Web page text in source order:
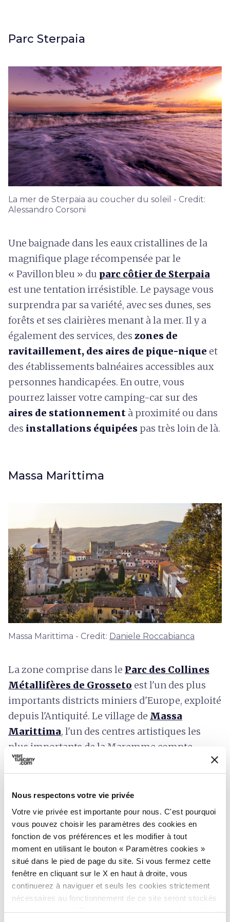
Nous respectons votre vie privée
Votre vie privée est importante pour nous. C'est pourquoi
vous pouvez choisir les paramètres des cookies en
fonction de vos préférences et les modifier à tout
moment en utilisant le bouton « Paramètres cookies »
situé dans le pied de page du site. Si vous fermez cette
fenêtre en cliquant sur le X en haut à droite, vous
continuerez à naviguer et seuls les cookies strictement
nécessaires au fonctionnement de ce site seront stockés
Parc Sterpaia
La mer de Sterpaia au coucher du soleil - Credit:
Alessandro Corsoni
Une baignade dans les eaux cristallines de la
magnifique plage récompensée par le
« Pavillon bleu » du parc côtier de Sterpaia
est une tentation irrésistible. Le paysage vous
surprendra par sa variété, avec ses dunes, ses
forêts et ses clairières menant à la mer. Il y a
également des services, des zones de
ravitaillement, des aires de pique-nique et
des établissements balnéaires accessibles aux
personnes handicapées. En outre, vous
pourrez laisser votre camping-car sur des
aires de stationnement à proximité ou dans
des installations équipées pas très loin de là.
Massa Marittima
Massa Marittima - Credit: Daniele Roccabianca
La zone comprise dans le Parc des Collines
Métallifères de Grosseto est l'un des plus
importants districts miniers d'Europe, exploité
depuis l'Antiquité. Le village de Massa
Marittima, l'un des centres artistiques les
plus importants de la Maremme compte
parmi les communes incluses dans le parc.
La visite ne peut commencer qu'à partir de la
pittoresque place centrale, dominée par le
Palais épiscopal, l'Hôtel de ville avec la
Tour Bargello et le Palais prétorien avec sa
façade ornée des armoiries nobles des
podestats, où vous trouverez le musée
archéologique et l'office du tourisme
un petit détour auprès du siège de la Route du
vin Monteregio de Massa Marittima, situé à
quelques pas de la place, la promenade dans le